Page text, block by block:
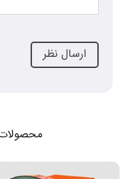
محصولات